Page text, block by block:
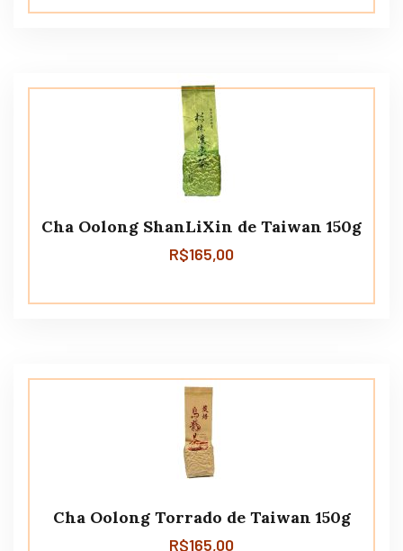
Cha Oolong ShanLiXin de Taiwan 150g
R$165,00
Cha Oolong Torrado de Taiwan 150g
R$165,00